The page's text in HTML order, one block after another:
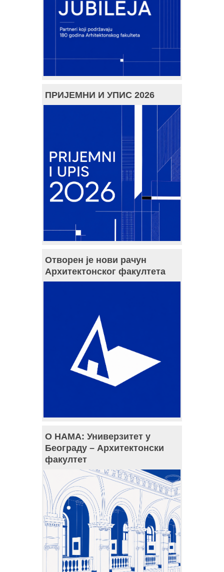
ПРИЈЕМНИ И УПИС 2026
Отворен је нови рачун
Архитектонског факултета
О НАМА: Универзитет у
Београду – Архитектонски
факултет